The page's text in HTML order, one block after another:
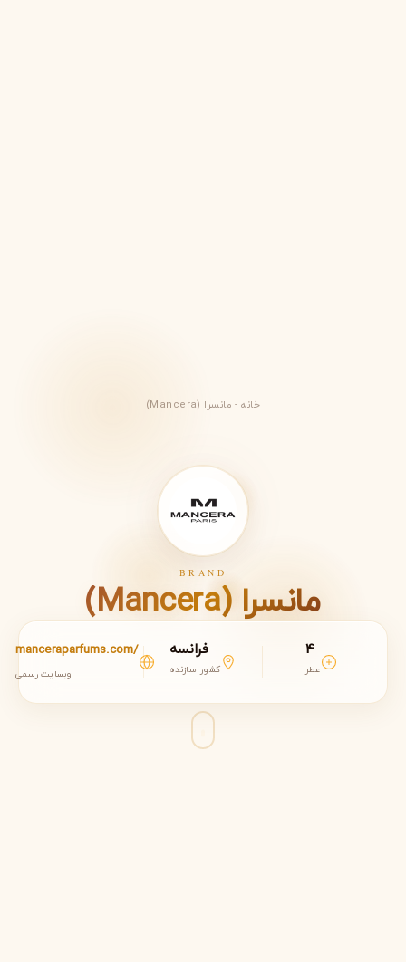
خانه- مانسرا (Mancera)
BRAND
مانسرا (Mancera)
4
عطر
فرانسه
کشور سازنده
manceraparfums.com/
وبسایت رسمی